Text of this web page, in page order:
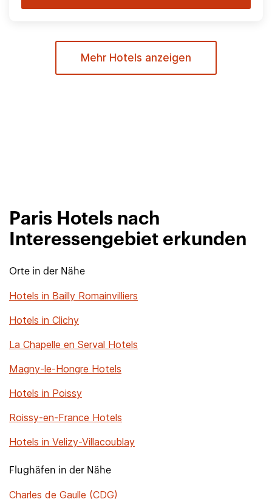
Mehr Hotels anzeigen
Paris Hotels nach
Interessengebiet erkunden
Orte in der Nähe
Hotels in Bailly Romainvilliers
Hotels in Clichy
La Chapelle en Serval Hotels
Magny-le-Hongre Hotels
Hotels in Poissy
Roissy-en-France Hotels
Hotels in Velizy-Villacoublay
Flughäfen in der Nähe
Charles de Gaulle (CDG)